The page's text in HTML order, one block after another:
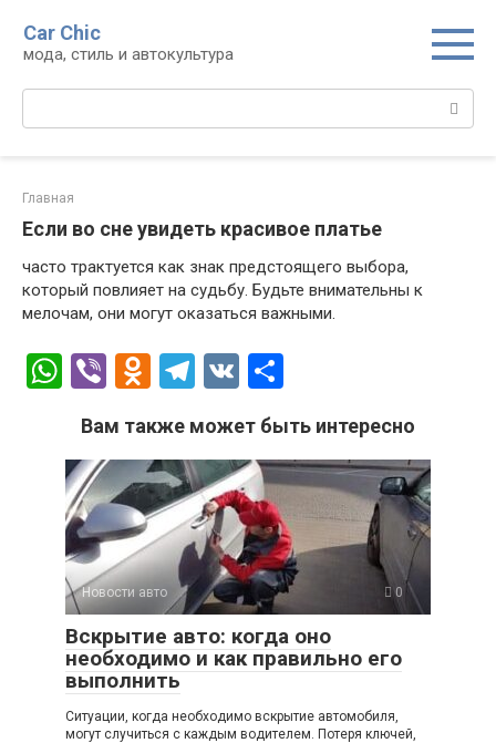
контенту
Car Chic
мода, стиль и автокультура
Поиск:
Главная
Если во сне увидеть красивое платье
часто трактуется как знак предстоящего выбора,
который повлияет на судьбу. Будьте внимательны к
мелочам, они могут оказаться важными.
W
at
s
A
p
p
Vi
er
O
n
o
kl
a
ss
ni
ki
T
e
gr
a
m
V
п
р
а
в
и
ть
Вам также может быть интересно
Новости авто 0
Вскрытие авто: когда оно
необходимо и как правильно его
выполнить
Ситуации, когда необходимо вскрытие автомобиля,
могут случиться с каждым водителем. Потеря ключей,